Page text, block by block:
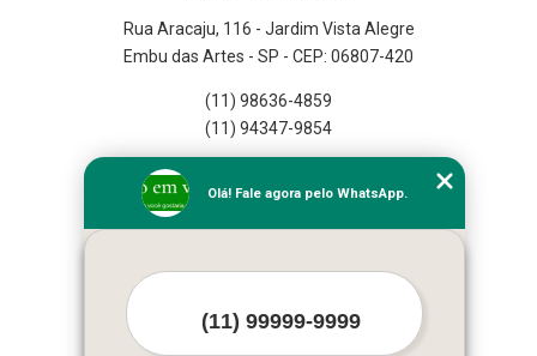
Rua Aracaju, 116 - Jardim Vista Alegre
Embu das Artes - SP - CEP: 06807-420
(11) 98636-4859
(11) 94347-9854
Empresa
Missão
Mapa do site
Mais Serviços
Olá! Fale agora pelo WhatsApp.